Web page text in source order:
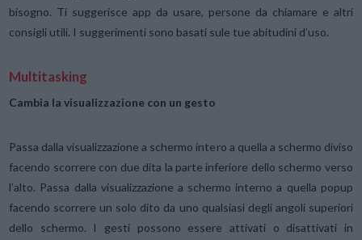
bisogno. Ti suggerisce app da usare, persone da chiamare e altri
consigli utili. I suggerimenti sono basati sule tue abitudini d’uso.
Multitasking
Cambia la visualizzazione con un gesto
Passa dalla visualizzazione a schermo intero a quella a schermo diviso
facendo scorrere con due dita la parte inferiore dello schermo verso
l’alto. Passa dalla visualizzazione a schermo interno a quella popup
facendo scorrere un solo dito da uno qualsiasi degli angoli superiori
dello schermo. I gesti possono essere attivati o disattivati in